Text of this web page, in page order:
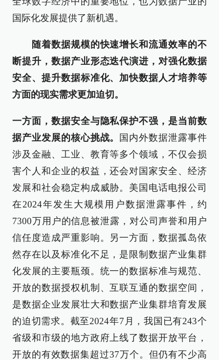
国际化发展提供了新机遇。
随着数据规模的快速增长和流通效率的不
断提升，数据产业形态迭代演进，对强化数据
安全、提升数据标准化、加快数据人才培养等
方面的现实需求更加迫切。
一方面，数据安全与隐私保护不强，是当前数
据产业发展的核心挑战。
国内外数据泄露事件
涉及金融、工业、教育等多个领域，不仅会损
害个人和企业的权益，还会对国家安全、经济
发展和社会稳定构成威胁。美国电话电报公司
在2024年发生大规模用户数据泄露事件，约
7300万用户的信息被泄露，对公司声誉和用户
信任度造成严重影响。另一方面，数据孤岛依
然存在以及标准化不足，是限制数据产业集群
化发展的主要瓶颈。统一的数据标准与规范、
开放的数据授权机制、互联互通的数据空间，
是数据企业发展壮大和数据产业集群培育发展
的迫切需求。截至2024年7月，我国已有243个
省级和市级的地方政府上线了数据开放平台，
开放的有效数据集超过37万个。但仍有不少高